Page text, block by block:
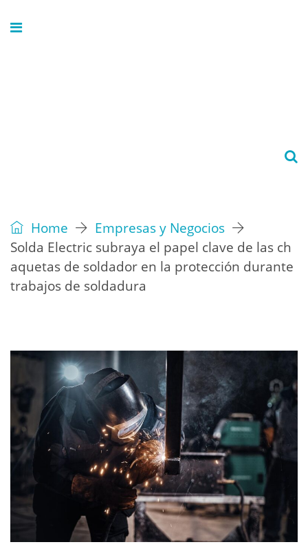
Home
Empresas y Negocios
Solda Electric subraya el papel clave de las ch
aquetas de soldador en la protección durante
trabajos de soldadura